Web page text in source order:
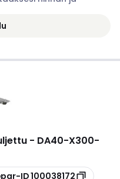
- DA40-X300-
ID100038172